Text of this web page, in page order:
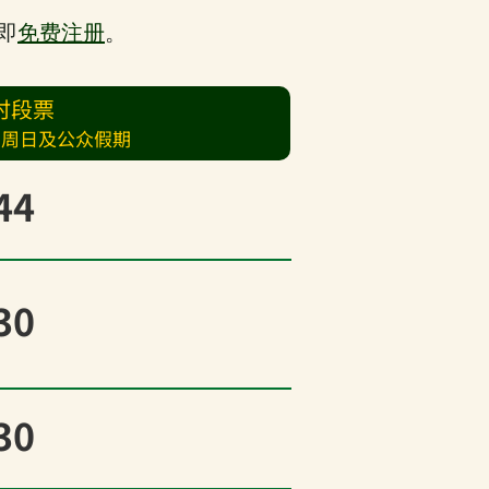
免费注册。
段票
日及公众假期